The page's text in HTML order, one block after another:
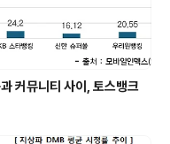
커뮤니티 사이, 토스뱅크